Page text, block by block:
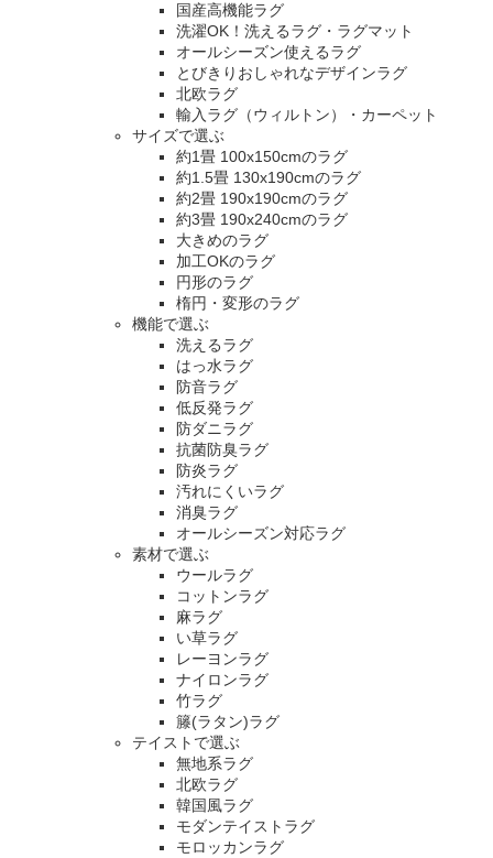
国産高機能ラグ
洗濯OK！洗えるラグ・ラグマット
オールシーズン使えるラグ
とびきりおしゃれなデザインラグ
北欧ラグ
輸入ラグ（ウィルトン）・カーペット
サイズで選ぶ
約1畳 100x150cmのラグ
約1.5畳 130x190cmのラグ
約2畳 190x190cmのラグ
約3畳 190x240cmのラグ
大きめのラグ
加工OKのラグ
円形のラグ
楕円・変形のラグ
機能で選ぶ
洗えるラグ
はっ水ラグ
防音ラグ
低反発ラグ
防ダニラグ
抗菌防臭ラグ
防炎ラグ
汚れにくいラグ
消臭ラグ
オールシーズン対応ラグ
素材で選ぶ
ウールラグ
コットンラグ
麻ラグ
い草ラグ
レーヨンラグ
ナイロンラグ
竹ラグ
籐(ラタン)ラグ
テイストで選ぶ
無地系ラグ
北欧ラグ
韓国風ラグ
モダンテイストラグ
モロッカンラグ